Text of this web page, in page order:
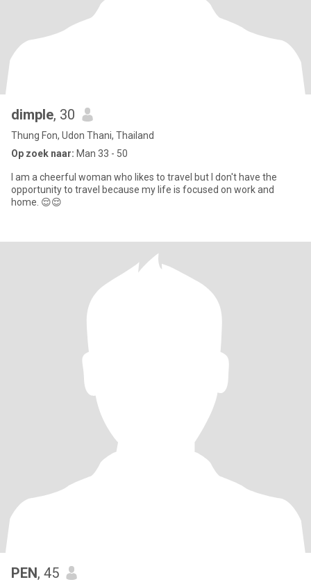
dimple, 30
Thung Fon, Udon Thani, Thailand
Op zoek naar: Man 33 - 50
I am a cheerful woman who likes to travel but I don't have the
opportunity to travel because my life is focused on work and
home. 😌😌
PEN, 45